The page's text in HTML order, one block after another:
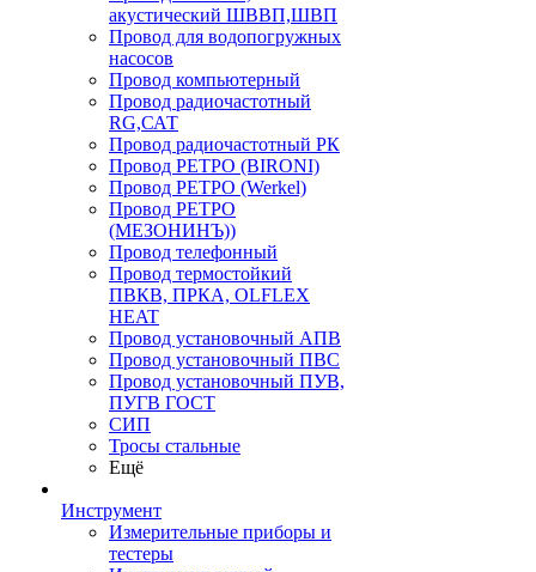
акустический ШВВП,ШВП
Провод для водопогружных
насосов
Провод компьютерный
Провод радиочастотный
RG,САТ
Провод радиочастотный РК
Провод РЕТРО (BIRONI)
Провод РЕТРО (Werkel)
Провод РЕТРО
(МЕЗОНИНЪ))
Провод телефонный
Провод термостойкий
ПВКВ, ПРКА, OLFLEX
HEAT
Провод установочный АПВ
Провод установочный ПВС
Провод установочный ПУВ,
ПУГВ ГОСТ
СИП
Тросы стальные
Ещё
Инструмент
Измерительные приборы и
тестеры